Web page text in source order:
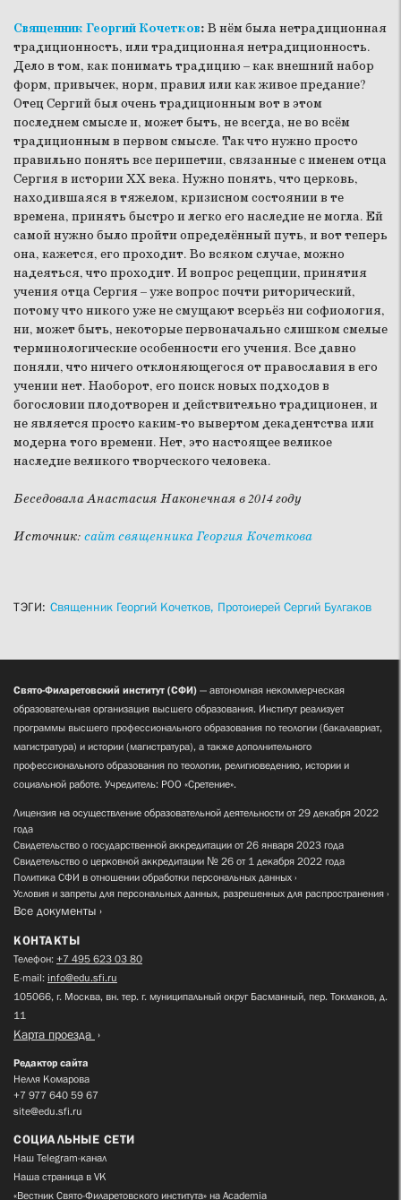
Священник Георгий Кочетков: В нём была нетрадиционная
традиционность, или традиционная нетрадиционность.
Дело в том, как понимать традицию – как внешний набор
форм, привычек, норм, правил или как живое предание?
Отец Сергий был очень традиционным вот в этом
последнем смысле и, может быть, не всегда, не во всём
традиционным в первом смысле. Так что нужно просто
правильно понять все перипетии, связанные с именем отца
Сергия в истории ХХ века. Нужно понять, что церковь,
находившаяся в тяжелом, кризисном состоянии в те
времена, принять быстро и легко его наследие не могла. Ей
самой нужно было пройти определённый путь, и вот теперь
она, кажется, его проходит. Во всяком случае, можно
надеяться, что проходит. И вопрос рецепции, принятия
учения отца Сергия – уже вопрос почти риторический,
потому что никого уже не смущают всерьёз ни софиология,
ни, может быть, некоторые первоначально слишком смелые
терминологические особенности его учения. Все давно
поняли, что ничего отклоняющегося от православия в его
учении нет. Наоборот, его поиск новых подходов в
богословии плодотворен и действительно традиционен, и
не является просто каким-то вывертом декадентства или
модерна того времени. Нет, это настоящее великое
наследие великого творческого человека.
Беседовала Анастасия Наконечная в 2014 году
Источник: сайтсвященника Георгия Кочеткова
ТЭГИ: Священник Георгий Кочетков, Протоиерей Сергий Булгаков
Свято-Филаретовский институт (СФИ) — автономная некоммерческая
образовательная организация высшего образования. Институт реализует
программы высшего профессионального образования по теологии (бакалавриат,
магистратура) и истории (магистратура), а также дополнительного
профессионального образования по теологии, религиоведению, истории и
социальной работе. Учредитель: РОО «Сретение».
Лицензия на осуществление образовательной деятельности от 29 декабря 2022
года
Свидетельство о государственной аккредитации от 26 января 2023 года
Свидетельство о церковной аккредитации № 26 от 1 декабря 2022 года
Политика СФИ в отношении обработки персональных данных
Условия и запреты для персональных данных, разрешенных для распространения
Все документы
КОНТАКТЫ
Телефон: +7 495 623 03 80
E-mail: info@edu.sfi.ru
105066, г. Москва, вн. тер. г. муниципальный округ Басманный, пер. Токмаков, д.
11
Карта проезда
Редактор сайта
Нелля Комарова
+7 977 640 59 67
site@edu.sfi.ru
СОЦИАЛЬНЫЕ СЕТИ
Наш Telegram-канал
Наша страница в VK
«Вестник Свято-Филаретовского института» на Academia